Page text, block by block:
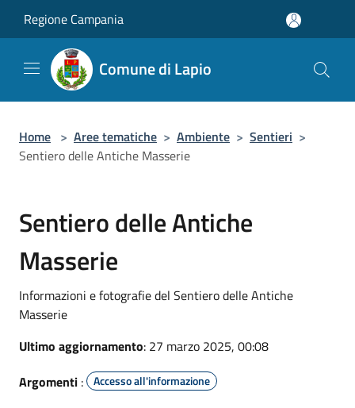
Regione Campania
Comune di Lapio
Home > Aree tematiche > Ambiente > Sentieri >
Sentiero delle Antiche Masserie
Sentiero delle Antiche
Masserie
Informazioni e fotografie del Sentiero delle Antiche
Masserie
Ultimo aggiornamento: 27 marzo 2025, 00:08
Argomenti : Accesso all'informazione